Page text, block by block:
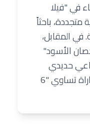
في "فيلا
متجددة، باحثاً
في المقابل،
الأسود"
حديدي
وقدرة على مباغتة الكبار. المباراة تساوي "6